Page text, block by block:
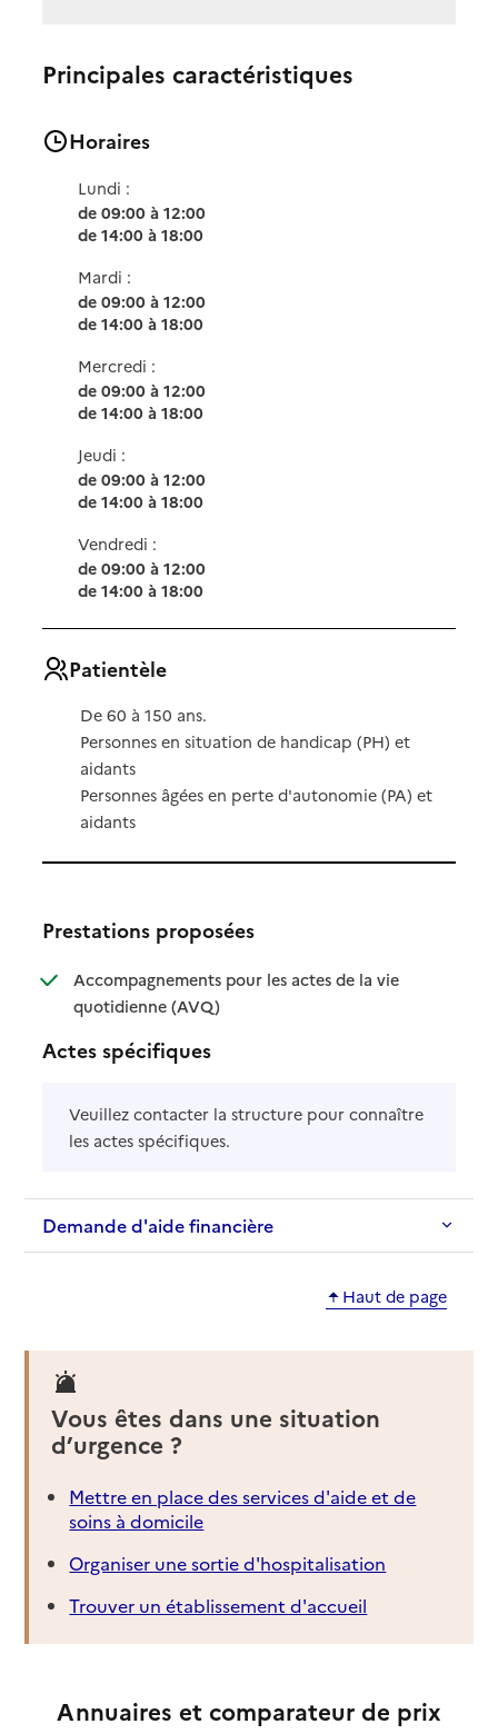
Principales caractéristiques
Horaires
Lundi :
de 09:00 à 12:00
de 14:00 à 18:00
Mardi :
de 09:00 à 12:00
de 14:00 à 18:00
Mercredi :
de 09:00 à 12:00
de 14:00 à 18:00
Jeudi :
de 09:00 à 12:00
de 14:00 à 18:00
Vendredi :
de 09:00 à 12:00
de 14:00 à 18:00
Patientèle
De 60 à 150 ans.
Personnes en situation de handicap (PH) et
aidants
Personnes âgées en perte d'autonomie (PA) et
aidants
Prestations proposées
Accompagnements pour les actes de la vie
quotidienne (AVQ): disponible
: non disponible
Actes spécifiques
Veuillez contacter la structure pour connaître
les actes spécifiques.
Demande d'aide financière
Haut de page
Vous êtes dans une situation
d’urgence ?
Mettre en place des services d'aide et de
soins à domicile
Organiser une sortie d'hospitalisation
Trouver un établissement d'accueil
Annuaires et comparateur de prix